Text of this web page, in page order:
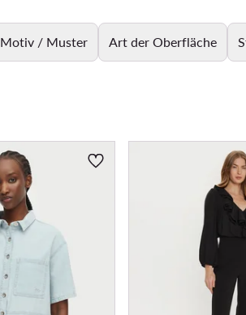
Motiv / Muster Art der Oberfläche